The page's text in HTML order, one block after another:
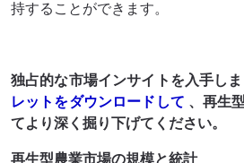
持することができます。
独占的な市場インサイトを入手し
レットをダウンロードして 、再生
てより深く掘り下げてください。
再生型農業市場の規模と統計